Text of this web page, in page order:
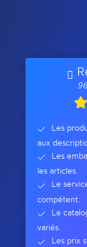
Les
aux
Les
les articles.
Le
compétent.
Le
variés.
Les prix